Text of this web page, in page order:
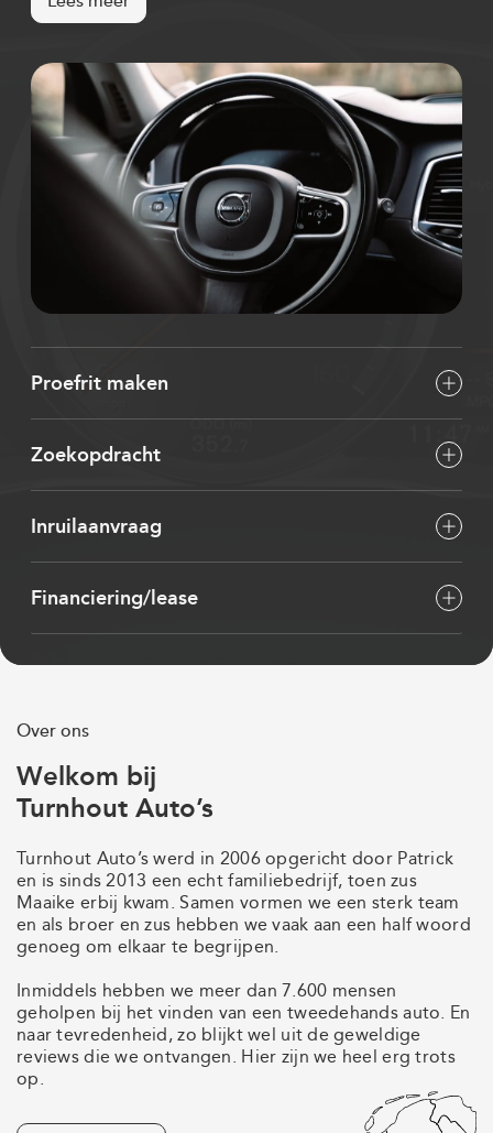
Proefrit maken
Zoekopdracht
Inruilaanvraag
Financiering/lease
Over ons
Welkom bij
Turnhout Auto’s
Turnhout Auto’s werd in 2006 opgericht door Patrick
en is sinds 2013 een echt familiebedrijf, toen zus
Maaike erbij kwam. Samen vormen we een sterk team
en als broer en zus hebben we vaak aan een half woord
genoeg om elkaar te begrijpen.
Inmiddels hebben we meer dan 7.600 mensen
geholpen bij het vinden van een tweedehands auto. En
naar tevredenheid, zo blijkt wel uit de geweldige
reviews die we ontvangen. Hier zijn we heel erg trots
op.